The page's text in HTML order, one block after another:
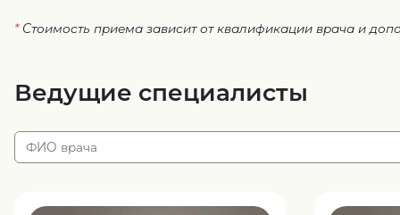
*Стоимость приема зависит от квалификации врача и
Ведущие специалисты